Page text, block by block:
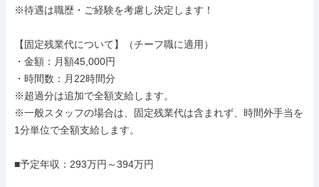
※待遇は職歴・ご経験を考慮し決定します！
【固定残業代について】（チーフ職に適用）
・金額：月額45,000円
・時間数：月22時間分
※超過分は追加で全額支給します。
※一般スタッフの場合は、固定残業代は含まれず、時間外手当を
1分単位で全額支給します。
■予定年収：293万円～394万円